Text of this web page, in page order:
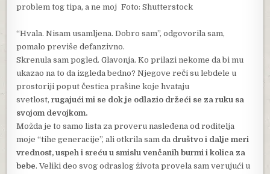
problem tog tipa, a ne moj Foto: Shutterstock
“Hvala. Nisam usamljena. Dobro sam”, odgovorila sam,
pomalo previše defanzivno.
Skrenula sam pogled. Glavonja. Ko prilazi nekome da bi mu
ukazao na to da izgleda bedno? Njegove reči su lebdele u
prostoriji poput čestica prašine koje hvataju
svetlost,rugajući mi se dok je odlazio držeći se za ruku sa
svojom devojkom.
Možda je to samo lista za proveru nasleđena od roditelja
moje “tihe generacije”, ali otkrila sam da društvo i dalje meri
vrednost, uspeh i sreću u smislu venčanih burmi i kolica za
bebe. Veliki deo svog odraslog života provela sam verujući u